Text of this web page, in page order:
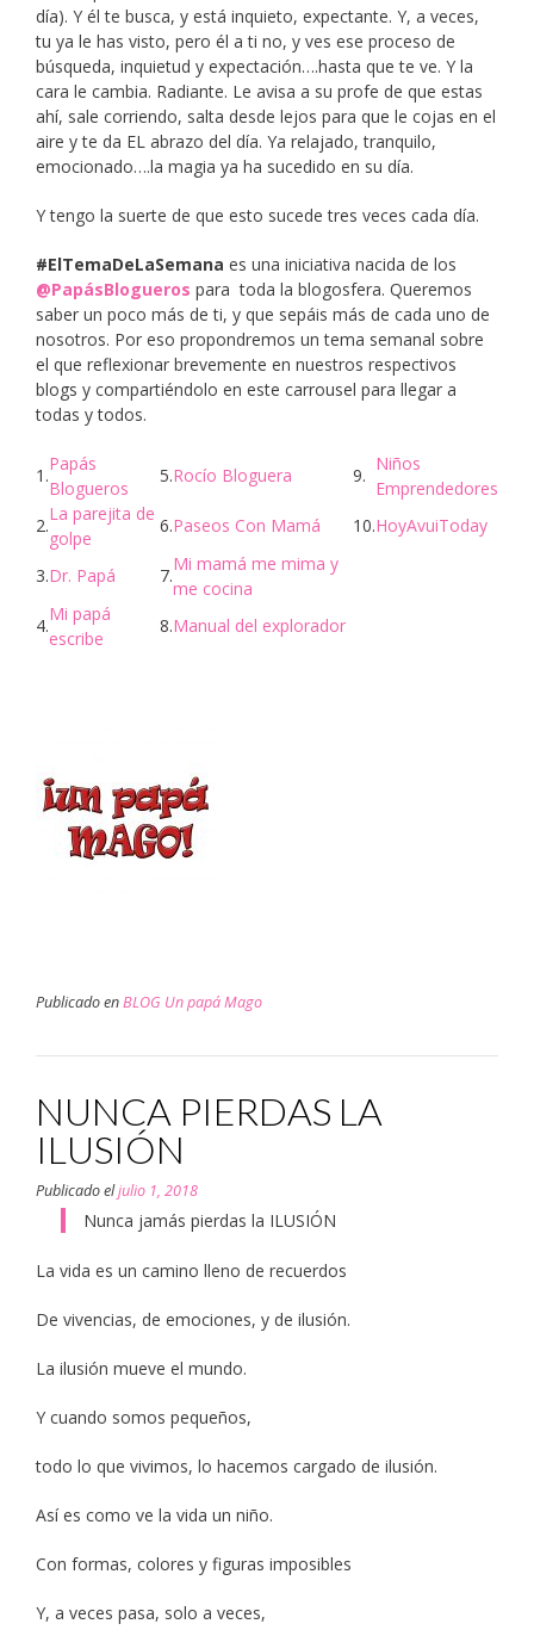
día). Y él te busca, y está inquieto, expectante. Y, a veces,
tu ya le has visto, pero él a ti no, y ves ese proceso de
búsqueda, inquietud y expectación….hasta que te ve. Y la
cara le cambia. Radiante. Le avisa a su profe de que estas
ahí, sale corriendo, salta desde lejos para que le cojas en el
aire y te da EL abrazo del día. Ya relajado, tranquilo,
emocionado….la magia ya ha sucedido en su día.
Y tengo la suerte de que esto sucede tres veces cada día.
#ElTemaDeLaSemana es una iniciativa nacida de los
@PapásBlogueros para toda la blogosfera. Queremos
saber un poco más de ti, y que sepáis más de cada uno de
nosotros. Por eso propondremos un tema semanal sobre
el que reflexionar brevemente en nuestros respectivos
blogs y compartiéndolo en este carrousel para llegar a
todas y todos.
1.
Papás
Blogueros
5.Rocío Bloguera 9.
Niños
Emprendedores
2.
La parejita de
golpe
6.Paseos Con Mamá 10.HoyAvuiToday
3.Dr. Papá 7.
Mi mamá me mima y
me cocina
4.
Mi papá
escribe
8.Manual del explorador
Publicado enBLOG Un papá Mago
NUNCA PIERDAS LA
ILUSIÓN
Publicado eljulio 1, 2018
Nunca jamás pierdas la ILUSIÓN
La vida es un camino lleno de recuerdos
De vivencias, de emociones, y de ilusión.
La ilusión mueve el mundo.
Y cuando somos pequeños,
todo lo que vivimos, lo hacemos cargado de ilusión.
Así es como ve la vida un niño.
Con formas, colores y figuras imposibles
Y, a veces pasa, solo a veces,